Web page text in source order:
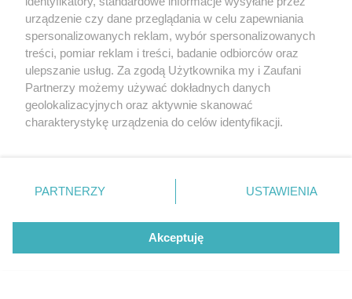
urządzenie czy dane przeglądania w celu zapewniania
spersonalizowanych reklam, wybór spersonalizowanych
treści, pomiar reklam i treści, badanie odbiorców oraz
ulepszanie usług. Za zgodą Użytkownika my i Zaufani
Partnerzy możemy używać dokładnych danych
geolokalizacyjnych oraz aktywnie skanować
charakterystykę urządzenia do celów identyfikacji.
zmienić/wycofać klikając przycisk ustawień prywatności
znajdujący się w lewym dolnym rogu strony
rodzaje przetwarzania danych nie wymagają zgody
użytkownika, ale masz prawo sprzeciwić się takiemu
PARTNERZY USTAWIENIA
Akceptuję